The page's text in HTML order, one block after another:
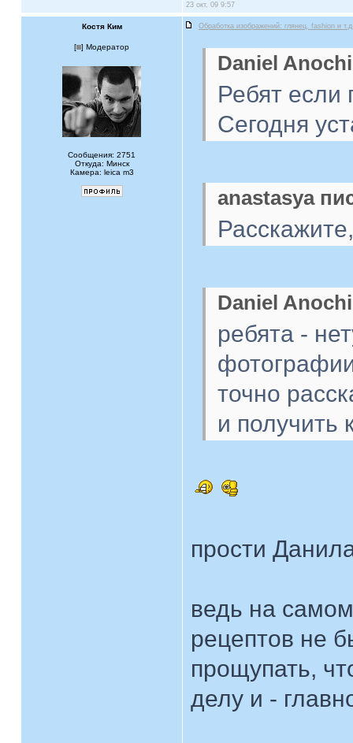
23 окт, 09 9:57
Костя Ким Обработка изображений: глянец, fashion и
[ ] Модератор
Сообщения: 2751
Откуда: Минск
Камера: leica m3
Daniel
Ребят если
Сегодня
anastasya
Daniel
ребята -
точно
и получить
прости
ведь на
рецептов не
прощупать,
делу и -